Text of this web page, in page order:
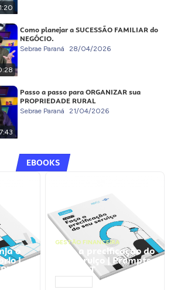
Como planejar a SUCESSÃO FAMILIAR do
NEGÓCIO.
Sebrae Paraná 28/04/2026
Passo a passo para ORGANIZAR sua
PROPRIEDADE RURAL
Sebrae Paraná 21/04/2026
EBOOKS
o
|
GESTÃO FINANCEIRA
Faça a precificação do
seu serviço | Prompts
ChatGPT